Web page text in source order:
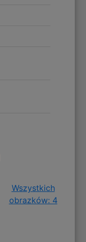
Wszystkich
obrazków: 4